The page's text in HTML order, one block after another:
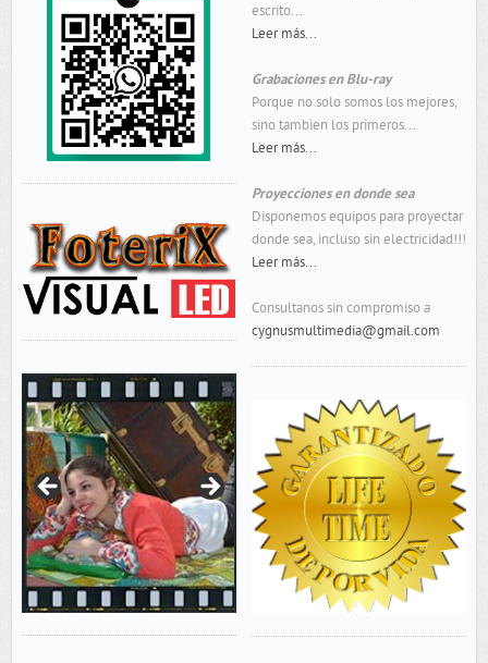
escrito...
Leer más...
Grabaciones en Blu-ray
Porque no solo somos los mejores,
sino tambien los primeros...
Leer más...
Proyecciones en donde sea
Disponemos equipos para proyectar
donde sea, incluso sin electricidad!!!
Leer más...
Consultanos sin compromiso a
cygnusmultimedia@gmail.com